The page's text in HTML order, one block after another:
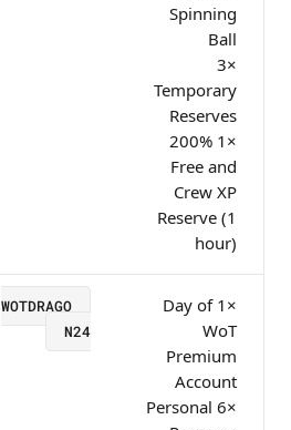
Spinning
Ball
×3
Temporary
Reserves
×1 200%
Free and
Crew XP
Reserve (1
hour)
×1 Day of
WoT
Premium
Account
×6 Personal
WOTDRAGO
N24